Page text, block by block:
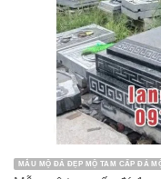
MẪU MỘ ĐÁ ĐẸP MỘ TAM CẤP ĐÁ